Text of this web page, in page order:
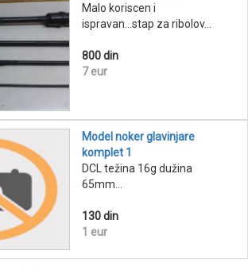
Malo koriscen i
ispravan...stap za ribolov...
800 din
7 eur
Model noker glavinjare
komplet 1
DCL težina 16g dužina
65mm...
130 din
1 eur